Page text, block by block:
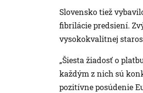
Slovensko tiež
fibrilácie predsiení.
vysokokvalitnej
„Šiesta žiadosť o
každým z nich sú
pozitívne posúdenie